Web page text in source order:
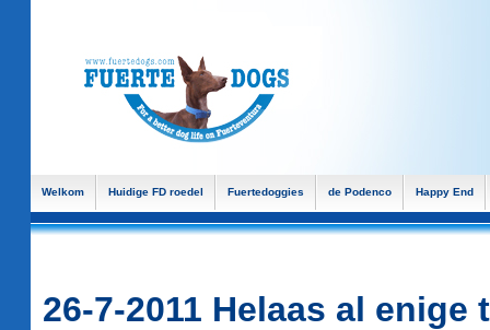
Welkom Huidige FD roedel Fuertedoggies de Podenco Happy End
26-7-2011 Helaas al